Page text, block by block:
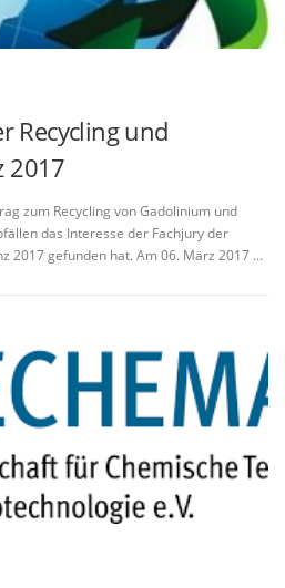
Recycling und
2017
zum Recycling von Gadolinium und
das Interesse der Fachjury der
2017 gefunden hat. Am 06. März 2017 …